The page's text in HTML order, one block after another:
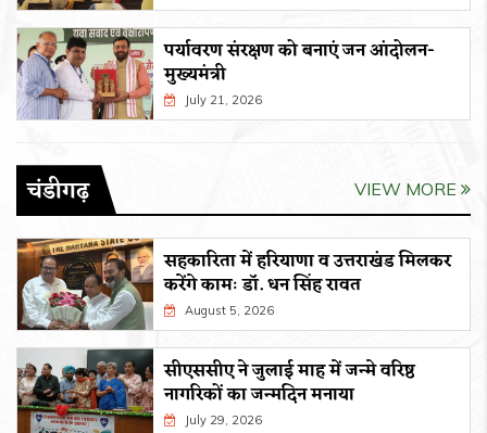
पर्यावरण संरक्षण को बनाएं जन आंदोलन-
मुख्यमंत्री
July 21, 2026
चंडीगढ़ VIEW MORE
सहकारिता में हरियाणा व उत्तराखंड मिलकर
करेंगे कामः डाॅ. धन सिंह रावत
August 5, 2026
सीएससीए ने जुलाई माह में जन्मे वरिष्ठ
नागरिकों का जन्मदिन मनाया
July 29, 2026